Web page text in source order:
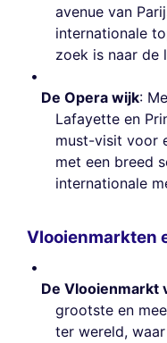
avenue van
internationale
zoek is naar de
De Opera wijk:
Lafayette en
must-visit voor
met een breed
internationale
Vlooienmarkten
De Vlooienmarkt
grootste en
ter wereld,